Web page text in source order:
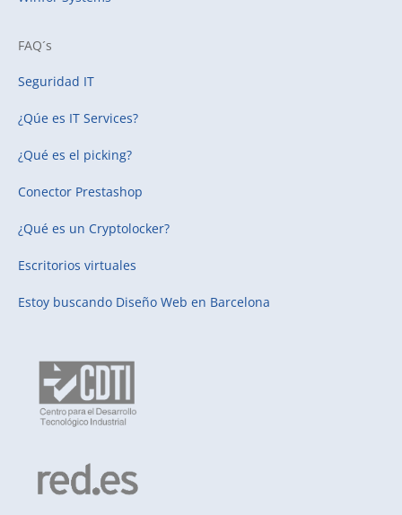
FAQ´s
Seguridad IT
¿Qúe es IT Services?
¿Qué es el picking?
Conector Prestashop
¿Qué es un Cryptolocker?
Escritorios virtuales
Estoy buscando Diseño Web en Barcelona